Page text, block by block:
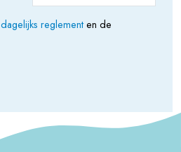
dagelijks reglementen de